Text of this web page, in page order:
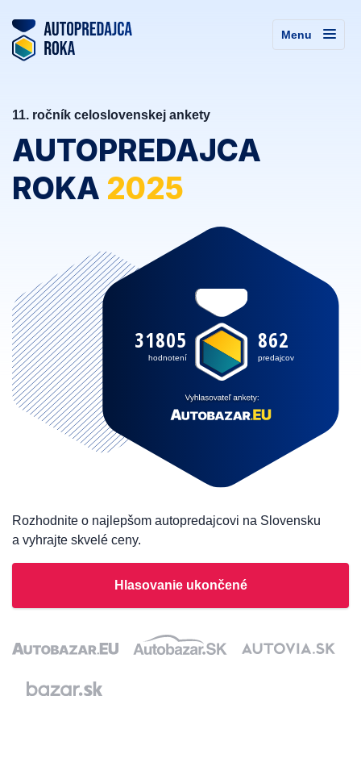
Menu
11. ročník celoslovenskej ankety
AUTOPREDAJCA
ROKA 2025
862
predajcov
31805
hodnotení
Rozhodnite o najlepšom autopredajcovi na Slovensku
a vyhrajte skvelé ceny.
Hlasovanie ukončené